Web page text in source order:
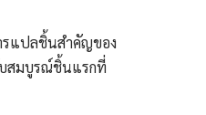
รแปลชิ้นสำคัญของ
บสมบูรณ์ชิ้นแรกที่